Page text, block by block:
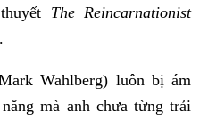
The Reincarnationist
Wahlberg) luôn bị ám
mà anh chưa từng trải